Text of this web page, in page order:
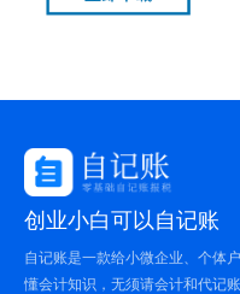
创业小白可以自记账
自记账是一款给小微企业、个体
懂会计知识，无须请会计和代记